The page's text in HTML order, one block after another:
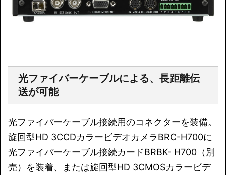
光ファイバーケーブルによる、長距離伝
送が可能
光ファイバーケーブル接続用のコネクターを装備。
旋回型HD 3CCDカラービデオカメラBRC-H700に
光ファイバーケーブル接続カードBRBK- H700（別
売）を装着、または旋回型HD 3CMOSカラービデ